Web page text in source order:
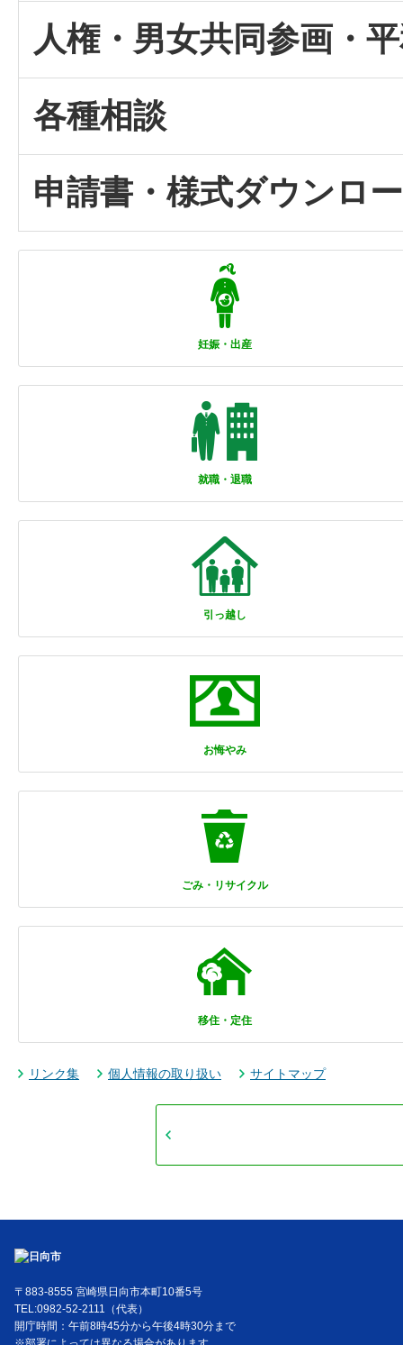
人権・男女共同参画・
各種相談
申請書・様式ダウンロ
妊娠・出産
就職・退職
引っ越し
お悔やみ
ごみ・リサイクル
移住・定住
リンク集 個人情報の取り扱い サイトマップ
〒883-8555 宮崎県日向市本町10番5号
TEL:0982-52-2111（代表）
開庁時間：午前8時45分から午後4時30分まで